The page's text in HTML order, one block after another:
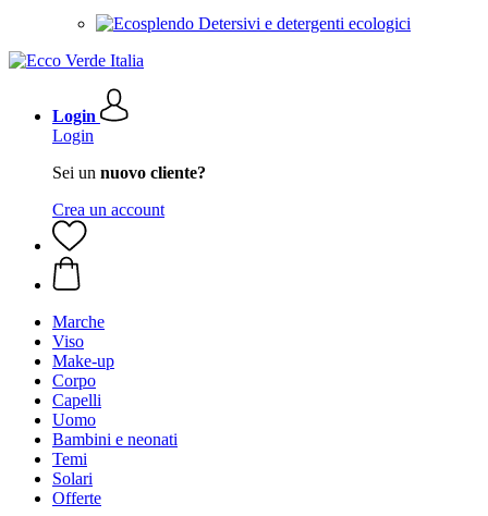
Detersivi e detergenti ecologici
Login
Login
Sei un nuovo cliente?
Crea un account
Marche
Viso
Make-up
Corpo
Capelli
Uomo
Bambini e neonati
Temi
Solari
Offerte